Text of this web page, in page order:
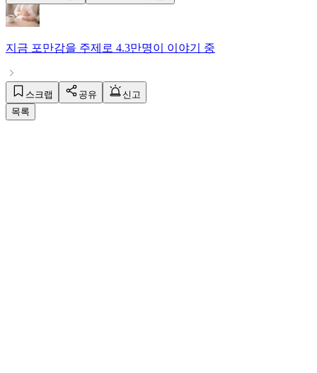
지금 포만감을 주제로 4.3만명이 이야기 중
스크랩 공유
신고
목록